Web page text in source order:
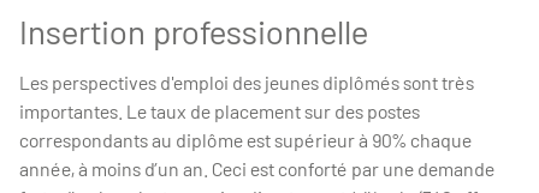
Insertion professionnelle
Les perspectives d'emploi des jeunes diplômés sont très
importantes. Le taux de placement sur des postes
correspondants au diplôme est supérieur à 90% chaque
année, à moins d’un an. Ceci est conforté par une demande